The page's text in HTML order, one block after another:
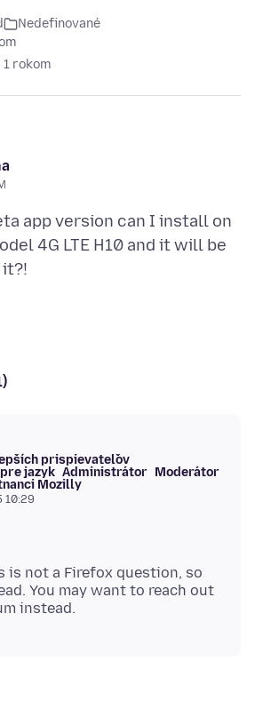
Nedefinované
1 rokom
app version can I install on
4G LTE H10 and it will be
prispievateľov
jazyk Administrátor Moderátor
Mozilly
10:29
is not a Firefox question, so
You may want to reach out